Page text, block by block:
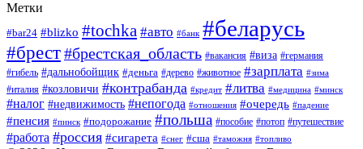
Метки
#bar24 #blizko #tochka #авто #банк #беларусь
#брест#брестская_область #вакансия #виза #германия
#гибель #дальнобойщик #деньга #дерево #животное #зарплата #зима
#италия #козловичи #контрабанда #кредит #литва #медицина #минск
#налог #недвижимость #непогода #отношения #очередь #падение
#пенсия #пинск #подорожание #польша #пособие #потоп #путешествие
#работа #россия #сигарета #снег #сша #таможня #топливо